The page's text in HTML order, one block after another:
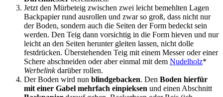
Jetzt den Mürbeteig zwischen zwei leicht bemehlten Lagen
Backpapier rund ausrollen und zwar so groß, dass nicht nur
der Boden, sondern auch die Seiten der Form bedeckt sein
werden. Den Teig dann vorsichtig in die Form hieven und nur
leicht an den Seiten herunter gleiten lassen, nicht dolle
festdrücken. Überstehenden Teig mit einem Messer oder einer
Schere abschneiden oder aber einmal mit dem Nudelholz*
Werbelinkdarüber rollen.
Der Boden wird nun blindgebacken. Den Boden hierfür
mit einer Gabel mehrfach einpieksen und einen Abschnitt